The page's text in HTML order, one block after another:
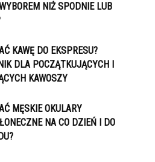
NIŻ SPODNIE LUB
KAWĘ DO EKSPRESU?
DLA POCZĄTKUJĄCYCH I
KAWOSZY
MĘSKIE OKULARY
NA CO DZIEŃ I DO